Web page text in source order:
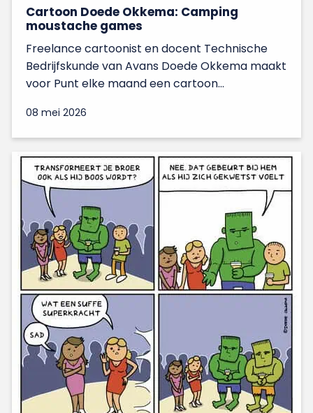
Cartoon Doede Okkema: Camping
moustache games
Freelance cartoonist en docent Technische
Bedrijfskunde van Avans Doede Okkema maakt
voor Punt elke maand een cartoon...
08 mei 2026